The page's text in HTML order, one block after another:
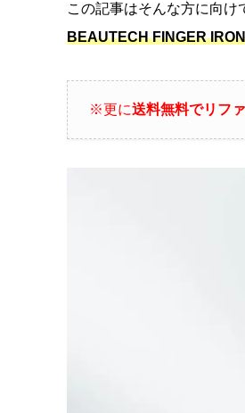
この記事はそんな方に向け
BEAUTECH FINGER
※更に送料無料でリフ